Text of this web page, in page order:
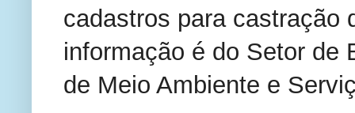
cadastros para castração
informação é do Setor de
de Meio Ambiente e